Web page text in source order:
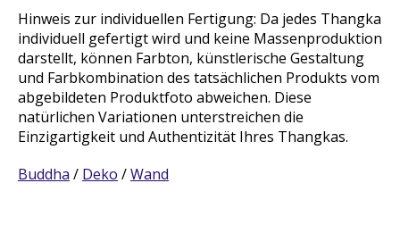
Hinweis zur individuellen Fertigung: Da jedes Thangka
individuell gefertigt wird und keine Massenproduktion
darstellt, können Farbton, künstlerische Gestaltung
und Farbkombination des tatsächlichen Produkts vom
abgebildeten Produktfoto abweichen. Diese
natürlichen Variationen unterstreichen die
Einzigartigkeit und Authentizität Ihres Thangkas.
Buddha / Deko /Wand